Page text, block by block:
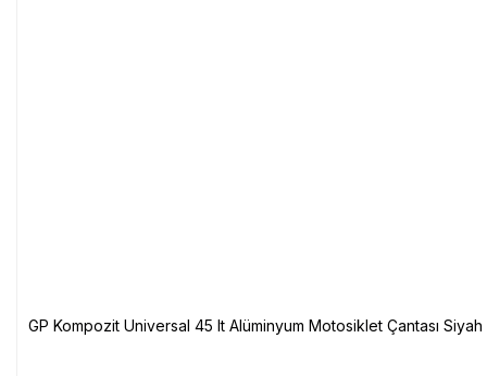
GP Kompozit Universal 45 lt Alüminyum Motosiklet Çantası Siyah